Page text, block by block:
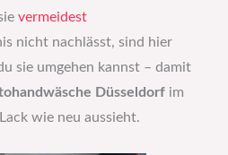
vermeidest
nicht nachlässt, sind hier
sie umgehen kannst – damit
Düsseldorf im
wie neu aussieht.